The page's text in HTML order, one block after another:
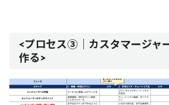
<プロセス③｜カスタマージャ
作る>